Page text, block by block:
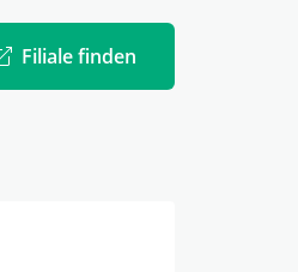
Filiale finden